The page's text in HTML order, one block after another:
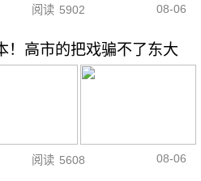
阅读 5902 08-06
！高市的把戏骗不了东大
阅读 5608 08-06